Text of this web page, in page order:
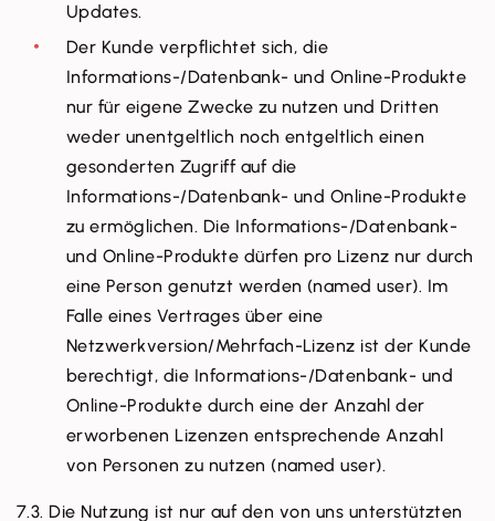
Updates.
Der Kunde verpflichtet sich, die
Informations-/Datenbank- und Online-Produkte
nur für eigene Zwecke zu nutzen und Dritten
weder unentgeltlich noch entgeltlich einen
gesonderten Zugriff auf die
Informations-/Datenbank- und Online-Produkte
zu ermöglichen. Die Informations-/Datenbank-
und Online-Produkte dürfen pro Lizenz nur durch
eine Person genutzt werden (named user). Im
Falle eines Vertrages über eine
Netzwerkversion/Mehrfach-Lizenz ist der Kunde
berechtigt, die Informations-/Datenbank- und
Online-Produkte durch eine der Anzahl der
erworbenen Lizenzen entsprechende Anzahl
von Personen zu nutzen (named user).
7.3. Die Nutzung ist nur auf den von uns unterstützten